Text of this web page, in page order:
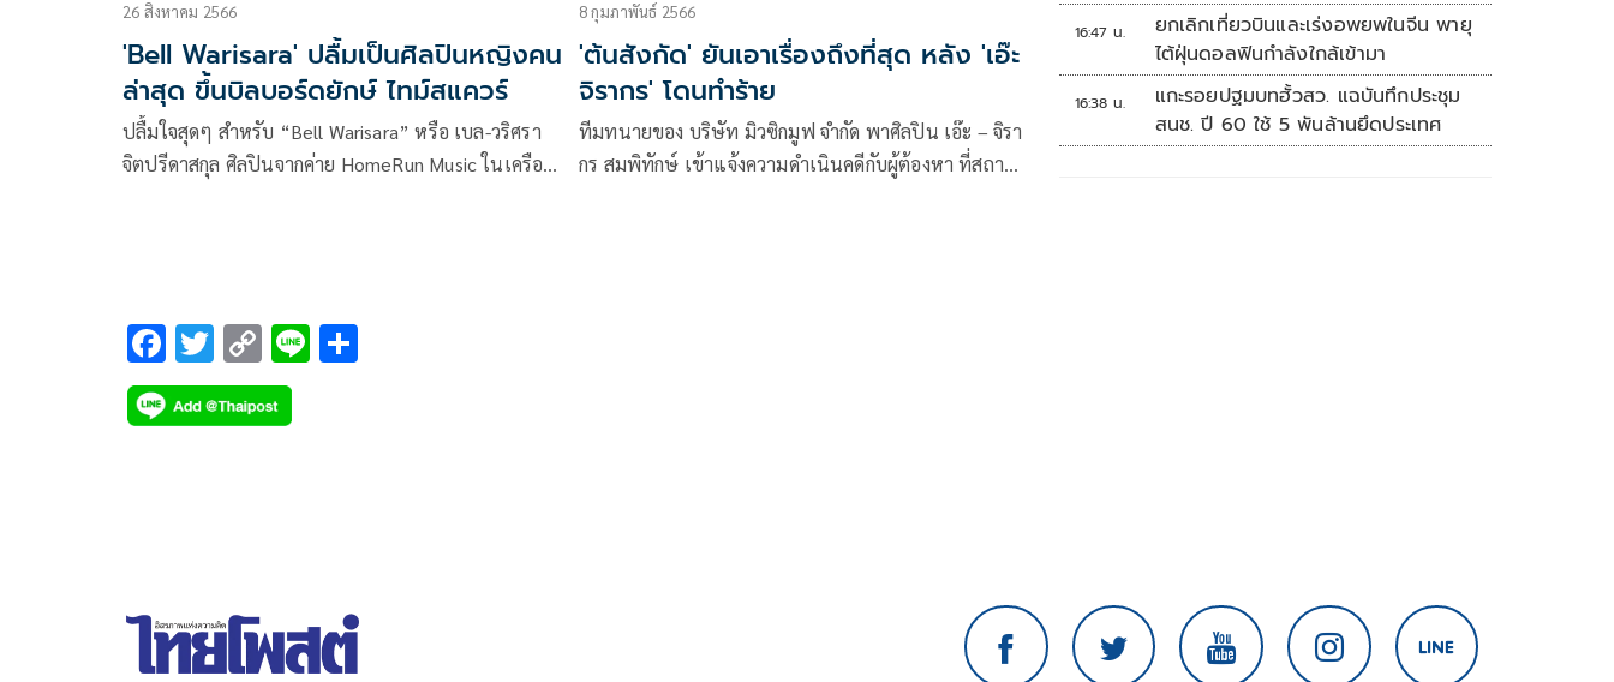
26 สิงหาคม 2566
'Bell Warisara' ปลื้มเป็นศิลปินหญิงคน
ล่าสุด ขึ้นบิลบอร์ดยักษ์ ไทม์สแควร์
ปลื้มใจสุดๆ สำหรับ “Bell Warisara” หรือ เบล-วริศรา
จิตปรีดาสกุล ศิลปินจากค่าย HomeRun Music ในเครือ
มหานครนิวยอร์ก ประเทศสหรัฐอเมริกา
8 กุมภาพันธ์ 2566
'ต้นสังกัด' ยันเอาเรื่องถึงที่สุด หลัง 'เอ๊ะ
จิรากร' โดนทำร้าย
ทีมทนายของ บริษัท มิวซิกมูฟ จำกัด พาศิลปิน เอ๊ะ – จิรา
กร สมพิทักษ์ เข้าแจ้งความดำเนินคดีกับผู้ต้องหา ที่สถานี
F
ac
e
T
wi
tt
C
o
p
Li
16:47 น.
ยกเลิกเที่ยวบินและเร่งอพยพในจีน พายุ
ไต้ฝุ่นดอลฟินกำลังใกล้เข้ามา
16:38 น.
แกะรอยปฐมบทฮั้วสว. แฉบันทึกประชุม
สนช. ปี 60 ใช้ 5 พันล้านยึดประเทศ